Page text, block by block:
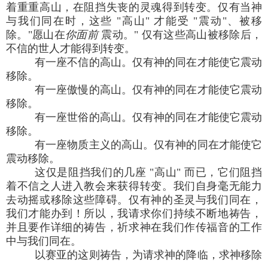
着重重高山，在阻挡失丧的灵魂得到转变。仅有当神
与我们同在时，这些 "高山" 才能受 "震动"、被移
除。"愿山在你面前震动。" 仅有这些高山被移除后，
不信的世人才能得到转变。
有一座不信的高山。仅有神的同在才能使它震动
移除。
有一座傲慢的高山。仅有神的同在才能使它震动
移除。
有一座世俗的高山。仅有神的同在才能使它震动
移除。
有一座物质主义的高山。仅有神的同在才能使它
震动移除。
这仅是阻挡我们的几座 "高山" 而已，它们阻挡
着不信之人进入教会来获得转变。我们自身毫无能力
去动摇或移除这些障碍。仅有神的圣灵与我们同在，
我们才能办到！所以，我请求你们持续不断地祷告，
并且要作详细的祷告，祈求神在我们作传福音的工作
中与我们同在。
以赛亚的这则祷告，为请求神的降临，求神移除